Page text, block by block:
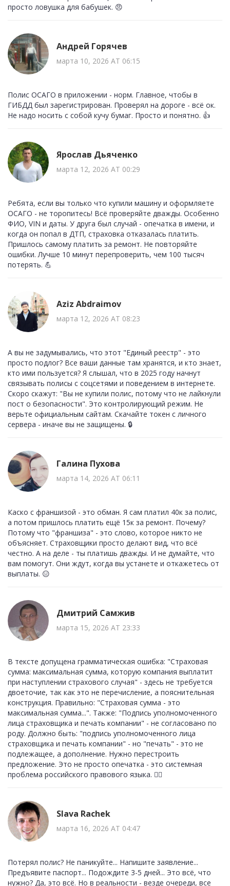
просто ловушка для бабушек. 😠
Андрей Горячев
марта 10, 2026 AT 06:15
Полис ОСАГО в приложении - норм. Главное, чтобы в
ГИБДД был зарегистрирован. Проверял на дороге - всё ок.
Не надо носить с собой кучу бумаг. Просто и понятно. 👍
Ярослав Дьяченко
марта 12, 2026 AT 00:29
Ребята, если вы только что купили машину и оформляете
ОСАГО - не торопитесь! Всё проверяйте дважды. Особенно
ФИО, VIN и даты. У друга был случай - опечатка в имени, и
когда он попал в ДТП, страховка отказалась платить.
Пришлось самому платить за ремонт. Не повторяйте
ошибки. Лучше 10 минут перепроверить, чем 100 тысяч
потерять. 💪
Aziz Abdraimov
марта 12, 2026 AT 08:23
А вы не задумывались, что этот "Единый реестр" - это
просто подлог? Все ваши данные там хранятся, и кто знает,
кто ими пользуется? Я слышал, что в 2025 году начнут
связывать полисы с соцсетями и поведением в интернете.
Скоро скажут: "Вы не купили полис, потому что не лайкнули
пост о безопасности". Это контролирующий режим. Не
верьте официальным сайтам. Скачайте токен с личного
сервера - иначе вы не защищены. 🔒
Галина Пухова
марта 14, 2026 AT 06:11
Каско с франшизой - это обман. Я сам платил 40к за полис,
а потом пришлось платить ещё 15к за ремонт. Почему?
Потому что "франшиза" - это слово, которое никто не
объясняет. Страховщики просто делают вид, что всё
честно. А на деле - ты платишь дважды. И не думайте, что
вам помогут. Они ждут, когда вы устанете и откажетесь от
выплаты. 😑
Дмитрий Самжив
марта 15, 2026 AT 23:33
В тексте допущена грамматическая ошибка: "Страховая
сумма: максимальная сумма, которую компания выплатит
при наступлении страхового случая" - здесь не требуется
двоеточие, так как это не перечисление, а пояснительная
конструкция. Правильно: "Страховая сумма - это
максимальная сумма...". Также: "Подпись уполномоченного
лица страховщика и печать компании" - не согласовано по
роду. Должно быть: "подпись уполномоченного лица
страховщика и печать компании" - но "печать" - это не
подлежащее, а дополнение. Нужно перестроить
предложение. Это не просто опечатка - это системная
проблема российского правового языка. 🤦‍♂️
Slava Rachek
марта 16, 2026 AT 04:47
Потерял полис? Не паникуйте... Напишите заявление...
Предъявите паспорт... Подождите 3-5 дней... Это всё, что
нужно? Да, это всё. Но в реальности - везде очереди, все